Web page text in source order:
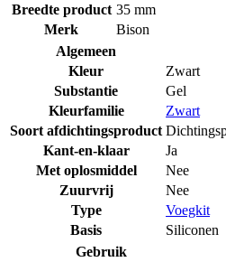
Breedte product 35 mm
Merk
Bison
Algemeen
Kleur
Zwart
Substantie
Gel
Kleurfamilie
Zwart
Soort afdichtingsproduct
Kant-en-klaar
Ja
Met oplosmiddel
Nee
Zuurvrij
Nee
Type
Voegkit
Basis
Siliconen
Gebruik